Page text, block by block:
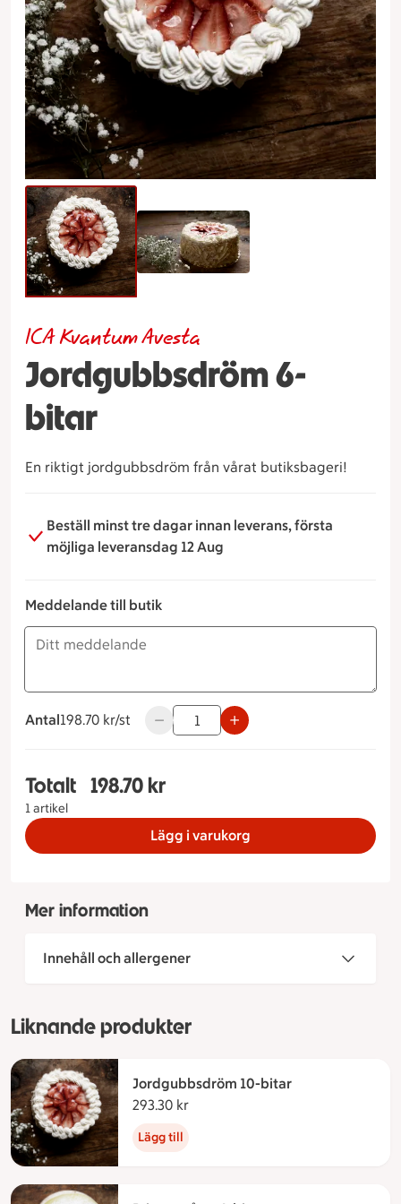
Jordgubbsdröm 6-
bitar
ICA Kvantum Avesta
En riktigt jordgubbsdröm från vårat butiksbageri!
Beställ minst tre dagar innan leverans, första
möjliga leveransdag 12 Aug
Meddelande till butik
Antal
198.70 kronor styck
198.70 kr/st Använd knapparna för att minska
Totalt
1 artikel
Totalt 1 stycken Jordgubbsdröm 6-bitar, 198.70
198.70 kr
Lägg i varukorg
Mer information
Innehåll och allergener
Liknande produkter
Jordgubbsdröm 10-bitar
293.30 kr
Lägg till